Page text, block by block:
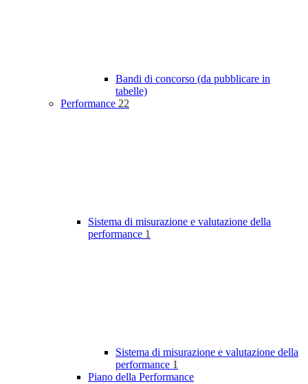
Bandi di concorso (da pubblicare in
tabelle)
Performance 22
Sistema di misurazione e valutazione della
performance 1
Sistema di misurazione e valutazione della
performance 1
Piano della Performance